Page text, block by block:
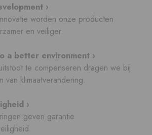
›
worden onze producten
en veiliger.
a better environment ›
te compenseren dragen we bij
van klimaatverandering.
›
geven garantie